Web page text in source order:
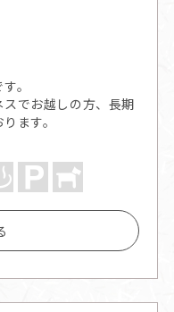
。
でお越しの方、長期
ます。